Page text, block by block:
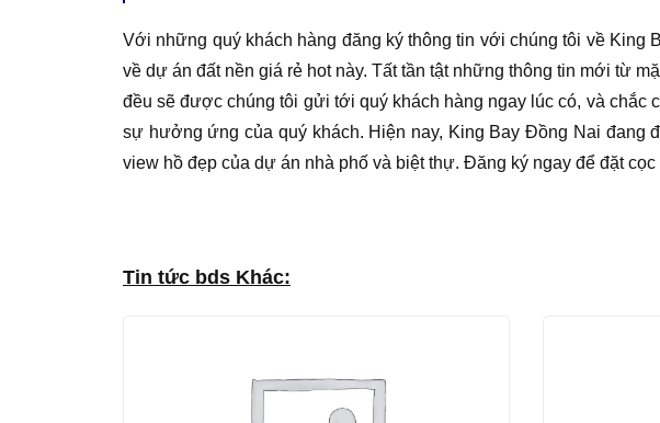
Với những quý khách hàng đăng ký thông tin với chúng tôi về
về dự án đất nền giá rẻ hot này. Tất tần tật những thông tin mới từ
đều sẽ được chúng tôi gửi tới quý khách hàng ngay lúc có, và
sự hưởng ứng của quý khách. Hiện nay, King Bay Đồng Nai
view hồ đẹp của dự án nhà phố và biệt thự. Đăng ký ngay để đặt
Tin tức bds Khác: